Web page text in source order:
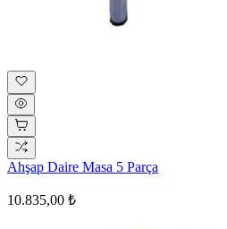
Ahşap Daire Masa 5 Parça
10.835,00 ₺